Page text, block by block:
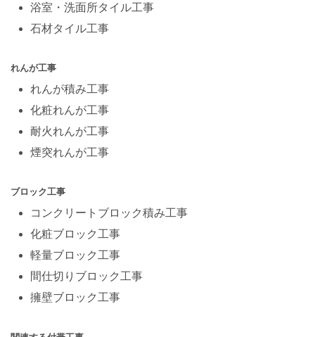
浴室・洗面所タイル工事
石材タイル工事
れんが工事
れんが積み工事
化粧れんが工事
耐火れんが工事
煙突れんが工事
ブロック工事
コンクリートブロック積み工事
化粧ブロック工事
軽量ブロック工事
間仕切りブロック工事
擁壁ブロック工事